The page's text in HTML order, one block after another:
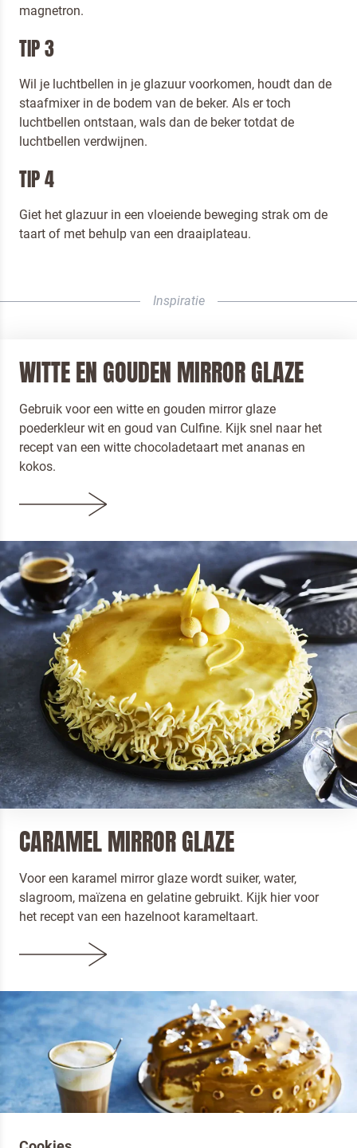
magnetron.
TIP 3
Wil je luchtbellen in je glazuur voorkomen, houdt dan de
staafmixer in de bodem van de beker. Als er toch
luchtbellen ontstaan, wals dan de beker totdat de
luchtbellen verdwijnen.
TIP 4
Giet het glazuur in een vloeiende beweging strak om de
taart of met behulp van een draaiplateau.
Inspiratie
WITTE EN GOUDEN MIRROR GLAZE
Gebruik voor een witte en gouden mirror glaze
poederkleur wit en goud van Culfine. Kijk snel naar het
recept van een witte chocoladetaart met ananas en
kokos.
CARAMEL MIRROR GLAZE
Voor een karamel mirror glaze wordt suiker, water,
slagroom, maïzena en gelatine gebruikt. Kijk hier voor
het recept van een hazelnoot karameltaart.